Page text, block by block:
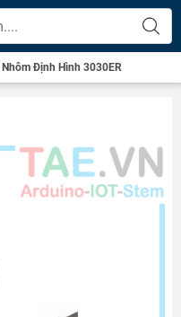
Nhôm Định Hình 3030ER